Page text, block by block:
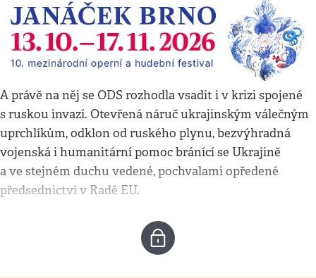
A právě na něj se ODS rozhodla vsadit i v krizi spojené
s ruskou invazí. Otevřená náruč ukrajinským válečným
uprchlíkům, odklon od ruského plynu, bezvýhradná
vojenská i humanitární pomoc bránící se Ukrajině
a ve stejném duchu vedené, pochvalami opředené
předsednictví v Radě EU.